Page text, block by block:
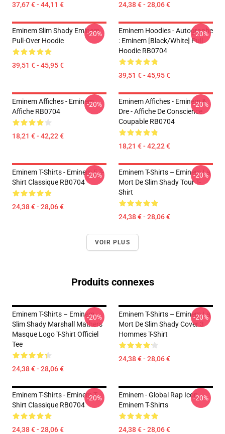
37,67 € - 44,11 € 24,38 € - 28,06 €
Eminem Slim Shady Eminem
Pull-Over Hoodie
39,51 € - 45,95 €
-20%
Eminem Hoodies - Autographe
: Eminem [Black/White] Pull
Hoodie RB0704
39,51 € - 45,95 €
-20%
Eminem Affiches - Eminem
Affiche RB0704
18,21 € - 42,22 €
-20%
Eminem Affiches - Eminem &
Dre - Affiche De Conscience
Coupable RB0704
18,21 € - 42,22 €
-20%
Eminem T-Shirts - Eminem E T-
Shirt Classique RB0704
24,38 € - 28,06 €
-20%
Eminem T-Shirts – Eminem La
Mort De Slim Shady Tour T-
Shirt
24,38 € - 28,06 €
-20%
VOIR PLUS
Produits connexes
Eminem T-Shirts – Eminem
Slim Shady Marshall Mathers
Masque Logo T-Shirt Officiel
Tee
24,38 € - 28,06 €
-20%
Eminem T-Shirts – Eminem La
Mort De Slim Shady Cover 3
Hommes T-Shirt
24,38 € - 28,06 €
-20%
Eminem T-Shirts - Eminem T-
Shirt Classique RB0704
24,38 € - 28,06 €
-20%
Eminem - Global Rap Icon
Eminem T-Shirts
24,38 € - 28,06 €
-20%